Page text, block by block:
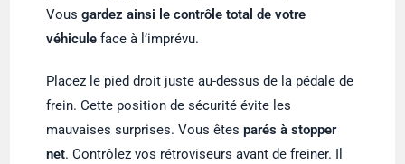
Vousgardez ainsi le contrôle total de votre
véhiculeface à l’imprévu.
Placez le pied droit juste au-dessus de la pédale de
frein. Cette position de sécurité évite les
mauvaises surprises. Vous êtesparés à stopper
net. Contrôlez vos rétroviseurs avant de freiner. Il